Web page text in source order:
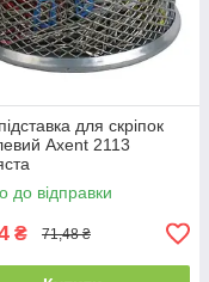
для скріпок
Axent 2113
до відправки
₴ 71,48 ₴